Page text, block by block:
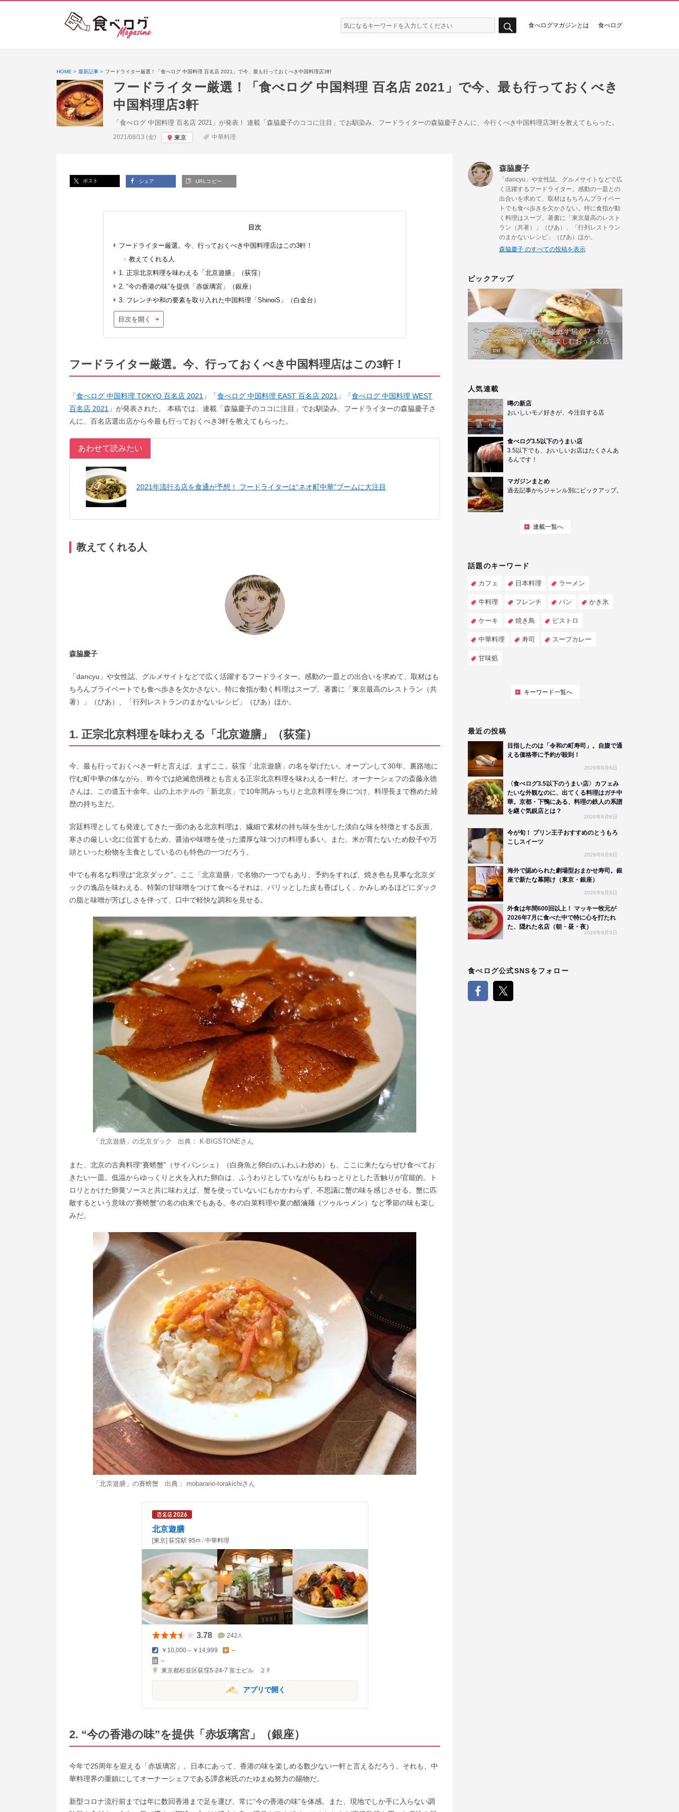
検
索:
食べログマガジンとは 食べログ
HOME 最新記事 フードライター厳選！「食べログ 中国料理 百名店 2021」で今、最も行っておくべき中国料理店3軒
フードライター厳選！「食べログ 中国料理 百名店 2021」で今、最も行っておくべき
中国料理店3軒
「食べログ 中国料理 百名店 2021」が発表！ 連載「森脇慶子のココに注目」でお馴染み、フードライターの森脇慶子さんに、今行くべき中国料理店3軒を教えてもらった。
投稿日:
2021/08/13 (金) 東京 中華料理
ポスト シェア URLコピー
目次
フードライター厳選。今、行っておくべき中国料理店はこの3軒！
教えてくれる人
1. 正宗北京料理を味わえる「北京遊膳」（荻窪）
2. “今の香港の味”を提供「赤坂璃宮」（銀座）
3. フレンチや和の要素を取り入れた中国料理「ShinoiS」（白金台）
目次を開く
フードライター厳選。今、行っておくべき中国料理店はこの3軒！
「食べログ 中国料理 TOKYO 百名店 2021 」「食べログ 中国料理 EAST 百名店 2021 」「食べログ 中国料理 WEST
百名店 2021 」が発表された。 本稿では、連載「森脇慶子のココに注目」でお馴染み、フードライターの森脇慶子さ
んに、百名店選出店から今最も行っておくべき3軒を教えてもらった。
あわせて読みたい
2021年流行る店を食通が予想！ フードライターは“ネオ町中華”ブームに大注目
教えてくれる人
森脇慶子
「dancyu」や女性誌、グルメサイトなどで広く活躍するフードライター。感動の一皿との出合いを求めて、取材はも
ちろんプライベートでも食べ歩きを欠かさない。特に食指が動く料理はスープ。著書に「東京最高のレストラン（共
著）」（ぴあ）、「行列レストランのまかないレシピ」（ぴあ）ほか。
1. 正宗北京料理を味わえる「 北京遊膳」（荻窪）
今、最も行っておくべき一軒と言えば、まずここ。荻窪「北京遊膳」の名を挙げたい。オープンして30年、裏路地に
佇む町中華の体ながら、昨今では絶滅危惧種とも言える正宗北京料理を味わえる一軒だ。オーナーシェフの斎藤永徳
さんは、この道五十余年。山の上ホテルの「新北京」で10年間みっちりと北京料理を身につけ、料理長まで務めた経
歴の持ち主だ。
宮廷料理としても発達してきた一面のある北京料理は、繊細で素材の持ち味を生かした淡白な味を特徴とする反面、
寒さの厳しい北に位置するため、醤油や味噌を使った濃厚な味つけの料理も多い。また、米が育たないため餃子や万
頭といった粉物を主食としているのも特色の一つだろう。
中でも有名な料理は“北京ダック”。ここ「北京遊膳」で名物の一つでもあり、予約をすれば、焼き色も見事な北京ダ
ックの逸品を味わえる。特製の甘味噌をつけて食べるそれは、パリッとした皮も香ばしく、かみしめるほどにダック
の脂と味噌が芳ばしさを伴って、口中で軽快な調和を見せる。
「北京遊膳」の北京ダック 出典： K-BIGSTONEさん
また、北京の古典料理“賽螃蟹”（サイパンシェ）（白身魚と卵白のふわふわ炒め）も、ここに来たならぜひ食べてお
きたい一皿。低温からゆっくりと火を入れた卵白は、ふうわりとしていながらもねっとりとした舌触りが官能的。ト
ロリとかけた卵黄ソースと共に味わえば、蟹を使っていないにもかかわらず、不思議に蟹の味を感じさせる。蟹に匹
敵するという意味の“賽螃蟹”の名の由来でもある。冬の白菜料理や夏の醋滷麺（ツゥルゥメン）など季節の味も楽し
みだ。
「北京遊膳」の賽螃蟹 出典： mobarano-torakichiさん
北京遊膳
[東京] 荻窪駅 95m / 中華料理
3.78 242 人
￥10,000～￥14,999 –
–
東京都杉並区荻窪5-24-7 富士ビル ２Ｆ
アプリで開く
2. “今の香港の味”を提供「赤坂璃宮」（銀座）
今年で25周年を迎える「赤坂璃宮」。日本にあって、香港の味を楽しめる数少ない一軒と言えるだろう。それも、中
華料理界の重鎮にしてオーナーシェフである譚彦彬氏のたゆまぬ努力の賜物だ。
新型コロナ流行前までは年に数回香港まで足を運び、常に“今の香港の味”を体感。また、現地でしか手に入らない調
森脇慶子
「dancyu」や女性誌、グルメサイトなどで広
く活躍するフードライター。感動の一皿との
出合いを求めて、取材はもちろんプライベー
トでも食べ歩きを欠かさない。特に食指が動
く料理はスープ。著書に「東京最高のレスト
ラン（共著）」（ぴあ）、「行列レストラン
のまかないレシピ」（ぴあ）ほか。
森脇慶子 のすべての投稿を表示
ピックアップ
食べログ 百名店の味が、並ばず届く!?「ロケ
ットナウ」のデリバリーで楽しむおうち名店ご
はん
PR
人気連載
噂の新店
おいしいモノ好きが、今注目する店
食べログ3.5以下のうまい店
3.5以下でも、おいしいお店はたくさんあ
るんです！
マガジンまとめ
過去記事からジャンル別にピックアップ。
連載一覧へ
話題のキーワード
カフェ 日本料理 ラーメン
牛料理 フレンチ パン かき氷
ケーキ 焼き鳥 ビストロ
中華料理 寿司 スープカレー
甘味処
キーワード一覧へ
最近の投稿
目指したのは「令和の町寿司」。自腹で通
える価格帯に予約が殺到！
2026年8月6日
〈食べログ3.5以下のうまい店〉カフェみ
たいな外観なのに、出てくる料理はガチ中
華。京都・下鴨にある、料理の鉄人の系譜
を継ぐ気鋭店とは？
2026年8月6日
今が旬！ プリン王子おすすめのとうもろ
こしスイーツ
2026年8月6日
海外で認められた劇場型おまかせ寿司。銀
座で新たな幕開け（東京・銀座）
2026年8月5日
外食は年間600回以上！ マッキー牧元が
2026年7月に食べた中で特に心を打たれ
た、隠れた名店（朝・昼・夜）
2026年8月5日
食べログ公式SNSをフォロー